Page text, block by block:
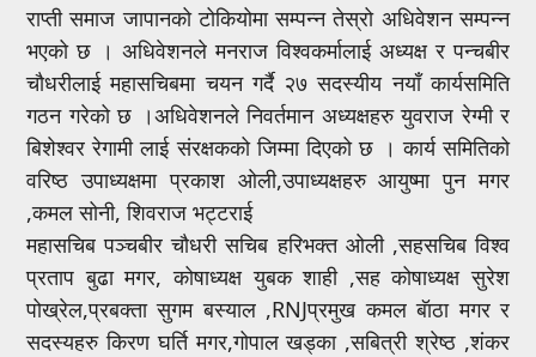
राप्ती समाज जापानको टोकियोमा सम्पन्न तेस्रो अधिवेशन सम्पन्न
भएको छ । अधिवेशनले मनराज विश्वकर्मालाई अध्यक्ष र पन्चबीर
चौधरीलाई महासचिबमा चयन गर्दै २७ सदस्यीय नयाँ कार्यसमिति
गठन गरेको छ ।अधिवेशनले निवर्तमान अध्यक्षहरु युवराज रेग्मी र
बिशेश्वर रेगामी लाई संरक्षकको जिम्मा दिएको छ । कार्य समितिको
वरिष्ठ उपाध्यक्षमा प्रकाश ओली,उपाध्यक्षहरु आयुष्मा पुन मगर
,कमल सोनी, शिवराज भट्टराई
महासचिब पञ्चबीर चौधरी सचिब हरिभक्त ओली ,सहसचिब विश्व
प्रताप बुढा मगर, कोषाध्यक्ष युबक शाही ,सह कोषाध्यक्ष सुरेश
पोख्रेल,प्रबक्ता सुगम बस्याल ,RNJप्रमुख कमल बॅाठा मगर र
सदस्यहरु किरण घर्ति मगर,गोपाल खड्का ,सबित्री श्रेष्ठ ,शंकर